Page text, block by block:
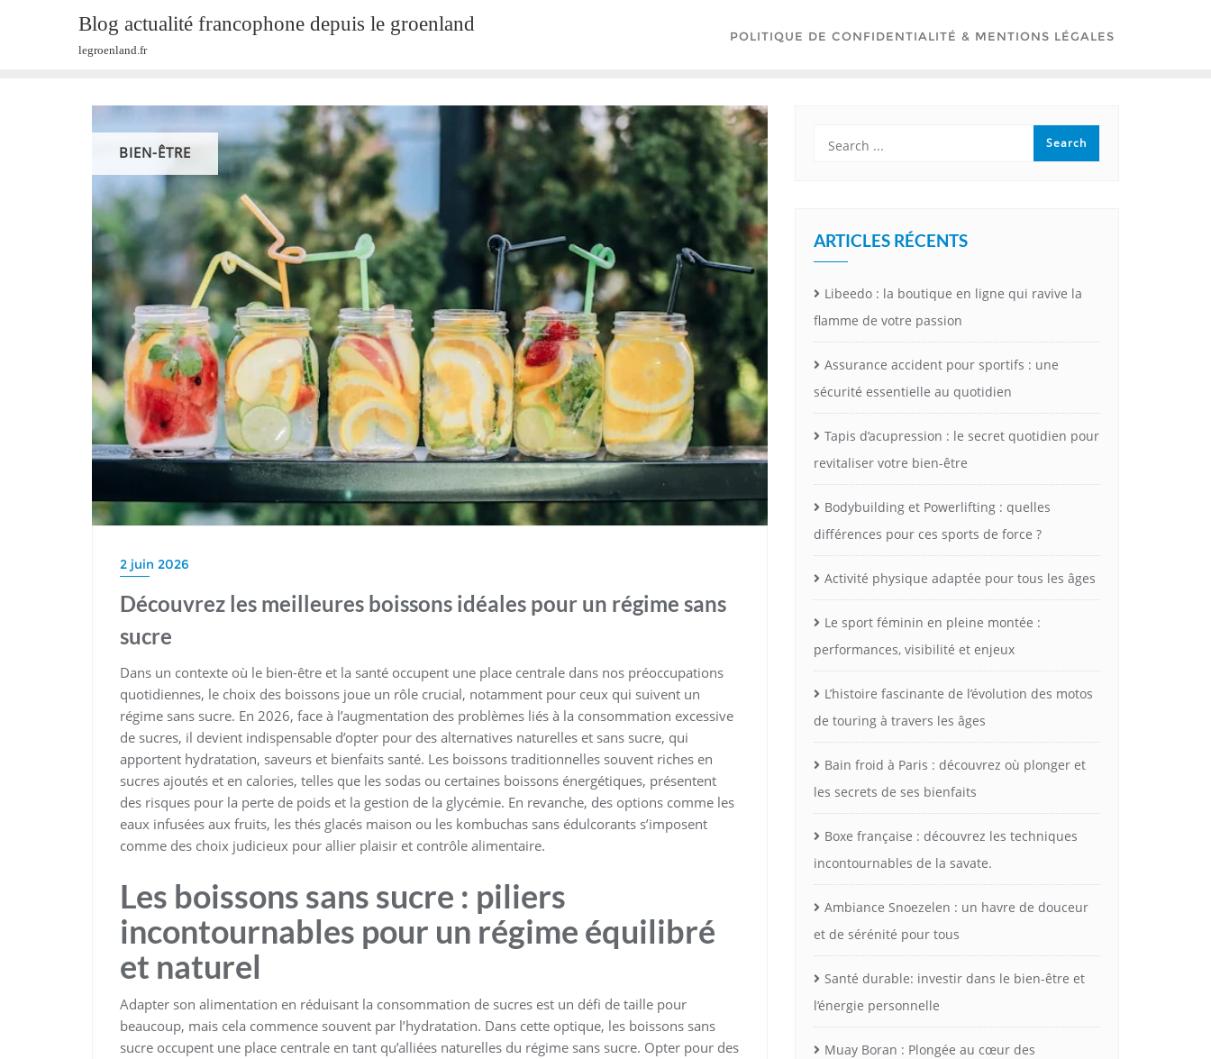
Blog actualité francophone depuis le groenland
legroenland.fr
POLITIQUE DE CONFIDENTIALITÉ & MENTIONS LÉGALES
BIEN-ÊTRE
2 juin 2026
Découvrez les meilleures boissons idéales pour un régime sans
sucre
Dans un contexte où le bien-être et la santé occupent une place centrale dans nos préoccupations
quotidiennes, le choix des boissons joue un rôle crucial, notamment pour ceux qui suivent un
régime sans sucre. En 2026, face à l’augmentation des problèmes liés à la consommation excessive
de sucres, il devient indispensable d’opter pour des alternatives naturelles et sans sucre, qui
apportent hydratation, saveurs et bienfaits santé. Les boissons traditionnelles souvent riches en
sucres ajoutés et en calories, telles que les sodas ou certaines boissons énergétiques, présentent
des risques pour la perte de poids et la gestion de la glycémie. En revanche, des options comme les
eaux infusées aux fruits, les thés glacés maison ou les kombuchas sans édulcorants s’imposent
comme des choix judicieux pour allier plaisir et contrôle alimentaire.
Les boissons sans sucre : piliers
incontournables pour un régime équilibré
et naturel
Adapter son alimentation en réduisant la consommation de sucres est un défi de taille pour
beaucoup, mais cela commence souvent par l’hydratation. Dans cette optique, les boissons sans
sucre occupent une place centrale en tant qu’alliées naturelles du régime sans sucre. Opter pour des
ARTICLES RÉCENTS
Libeedo : la boutique en ligne qui ravive la
flamme de votre passion
Assurance accident pour sportifs : une
sécurité essentielle au quotidien
Tapis d’acupression : le secret quotidien pour
revitaliser votre bien-être
Bodybuilding et Powerlifting : quelles
différences pour ces sports de force ?
Activité physique adaptée pour tous les âges
Le sport féminin en pleine montée :
performances, visibilité et enjeux
L’histoire fascinante de l’évolution des motos
de touring à travers les âges
Bain froid à Paris : découvrez où plonger et
les secrets de ses bienfaits
Boxe française : découvrez les techniques
incontournables de la savate.
Ambiance Snoezelen : un havre de douceur
et de sérénité pour tous
Santé durable: investir dans le bien-être et
l’énergie personnelle
Muay Boran : Plongée au cœur des